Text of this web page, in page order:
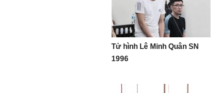
Tử hình Lê Minh Quân SN
1996